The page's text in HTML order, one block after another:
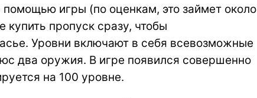
игры (по оценкам, это займет около
пропуск сразу, чтобы
Уровни включают в себя всевозможные
два оружия. В игре появился совершенно
на 100 уровне.